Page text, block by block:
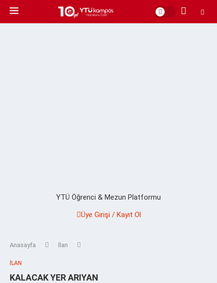
YTÜ Öğrenci & Mezun Platformu
Üye Girişi / Kayıt Ol
Anasayfa İlan
İLAN
KALACAK YER ARIYAN